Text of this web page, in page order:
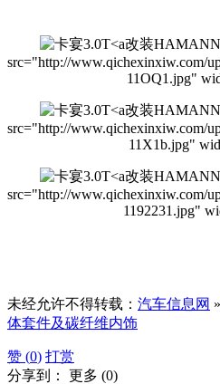
改装
src="http://www.qichexinxiw.com/
11OQ1.jpg"
改装
src="http://www.qichexinxiw.com/
11X1b.jpg"
改装
src="http://www.qichexinxiw.com/
1192231.jpg"
未经允许不得转载： 汽车信息网 »
体套件及碳纤维内饰
赞 (0) 打赏
分享到： 更多 (0)